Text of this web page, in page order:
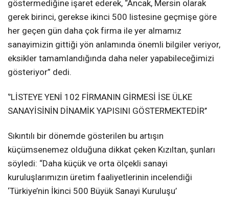
göstermediğine işaret ederek, “Ancak, Mersin olarak
gerek birinci, gerekse ikinci 500 listesine geçmişe göre
her geçen gün daha çok firma ile yer almamız
sanayimizin gittiği yön anlamında önemli bilgiler veriyor,
eksikler tamamlandığında daha neler yapabileceğimizi
gösteriyor” dedi.
‘’LİSTEYE YENİ 102 FİRMANIN GİRMESİ İSE ÜLKE
SANAYİSİNİN DİNAMİK YAPISINI GÖSTERMEKTEDİR’’
Sıkıntılı bir dönemde gösterilen bu artışın
küçümsenemez olduğuna dikkat çeken Kızıltan, şunları
söyledi: “Daha küçük ve orta ölçekli sanayi
kuruluşlarımızın üretim faaliyetlerinin incelendiği
‘Türkiye’nin İkinci 500 Büyük Sanayi Kuruluşu’